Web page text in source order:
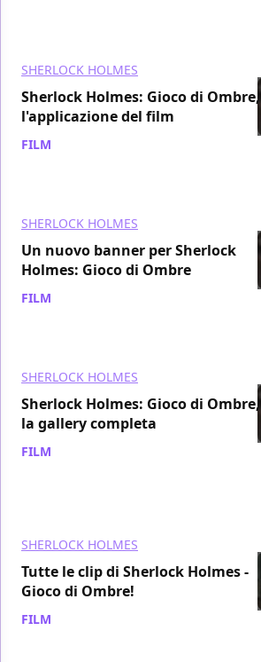
SHERLOCK HOLMES
Sherlock Holmes: Gioco di Ombre,
l'applicazione del film
FILM
SHERLOCK HOLMES
Un nuovo banner per Sherlock
Holmes: Gioco di Ombre
FILM
SHERLOCK HOLMES
Sherlock Holmes: Gioco di Ombre,
la gallery completa
FILM
SHERLOCK HOLMES
Tutte le clip di Sherlock Holmes -
Gioco di Ombre!
FILM